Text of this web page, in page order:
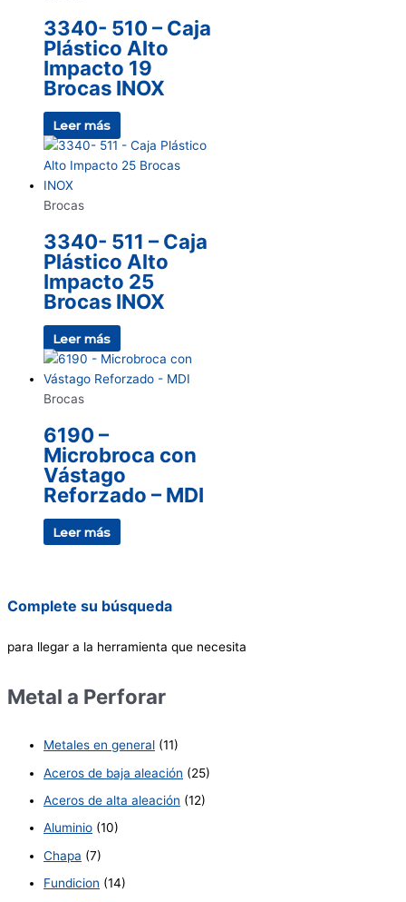
3340- 510 – Caja
Plástico Alto
Impacto 19
Brocas INOX
Leer más
Brocas
3340- 511 – Caja
Plástico Alto
Impacto 25
Brocas INOX
Leer más
Brocas
6190 –
Microbroca con
Vástago
Reforzado – MDI
Leer más
Complete su búsqueda
para llegar a la herramienta que necesita
Metal a Perforar
Metales en general (11)
Aceros de baja aleación (25)
Aceros de alta aleación (12)
Aluminio (10)
Chapa (7)
Fundicion (14)